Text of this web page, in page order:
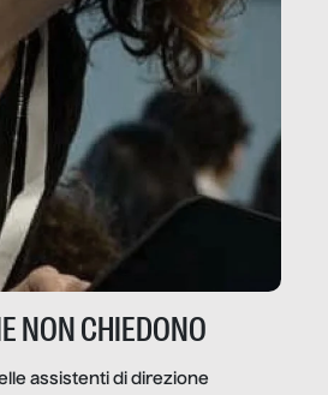
NON CHIEDONO
assistenti di direzione